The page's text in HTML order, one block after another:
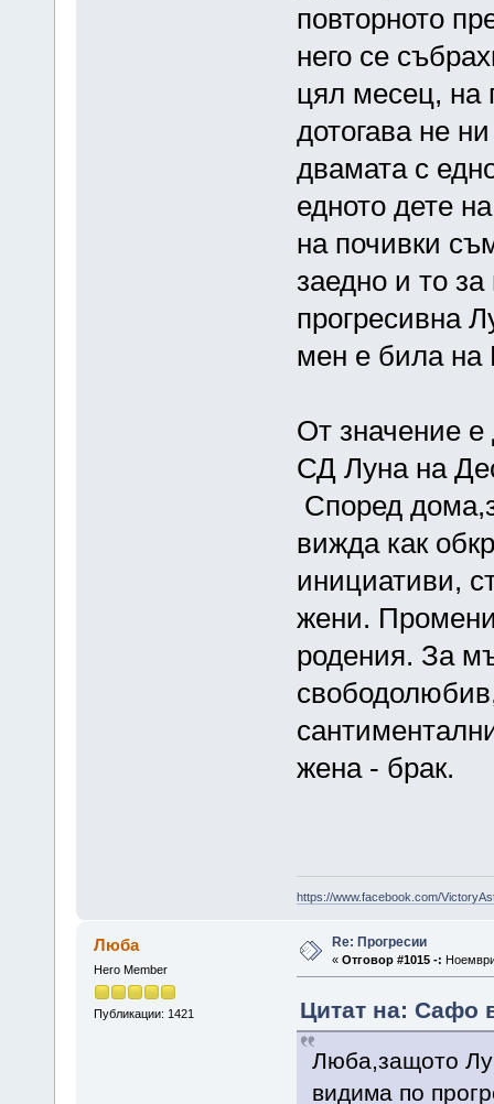
повторното
него се
цял месец, на
дотогава не
двамата с
едното дете
на почивки
заедно и то
прогресивна
мен е била на
От значение
СД Луна на
Според
вижда как
инициативи,
жени.
родения. За
жена - брак.
https://www.facebook.com/
Люба
Hero Member
Публикации: 1421
Re: Прогресии
« Отговор #1015 -:
Цитат на: Сафо
Люба,защото
видима по